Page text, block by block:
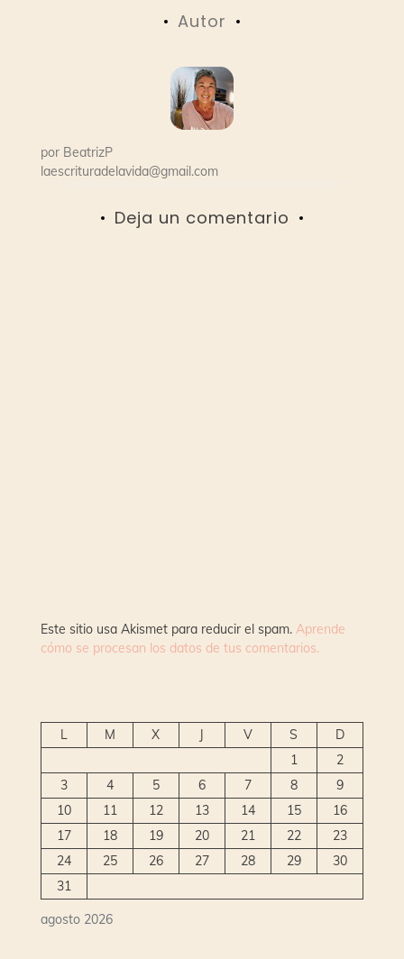
entradas Autor
por BeatrizP
laescrituradelavida@gmail.com
Deja un comentario
Este sitio usa Akismet para reducir el spam. Aprende
cómo se procesan los datos de tus comentarios.
agosto 2026
L M X J V S
D
1
2
3
4 5 6 7 8
9
10
11 12 13 14 15
16
17
18 19 20 21 22
23
24
25 26 27 28 29
30
31